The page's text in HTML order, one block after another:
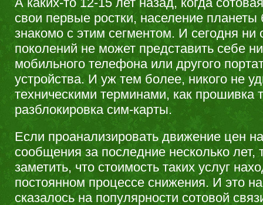
свои первые ростки, население
знакомо с этим сегментом. И сегодня ни
поколений не может представить себе
мобильного телефона или другого
устройства. И уж тем более, никого не
техническими терминами, как прошивка
разблокировка сим-карты.
Если проанализировать движение цен
сообщения за последние несколько лет,
заметить, что стоимость таких услуг
постоянном процессе снижения. И это
сказалось на популярности сотовой